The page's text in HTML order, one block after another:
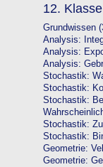
12. Klasse
Grundwissen
Analysis:
Analysis:
Analysis:
Stochastik:
Stochastik:
Stochastik:
Stochastik:
Stochastik:
Geometrie:
Geometrie: